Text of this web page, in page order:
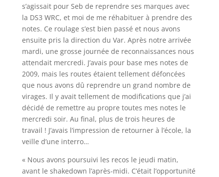
s’agissait pour Seb de reprendre ses marques avec
la DS3 WRC, et moi de me réhabituer à prendre des
notes. Ce roulage s’est bien passé et nous avons
ensuite pris la direction du Var. Après notre arrivée
mardi, une grosse journée de reconnaissances nous
attendait mercredi. J’avais pour base mes notes de
2009, mais les routes étaient tellement défoncées
que nous avons dû reprendre un grand nombre de
virages. Il y avait tellement de modifications que j’ai
décidé de remettre au propre toutes mes notes le
mercredi soir. Au final, plus de trois heures de
travail ! J’avais l’impression de retourner à l’école, la
veille d’une interro…
« Nous avons poursuivi les recos le jeudi matin,
avant le shakedown l’après-midi. C’était l’opportunité